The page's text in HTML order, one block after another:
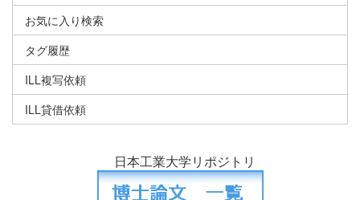
お気に入り検索
タグ履歴
ILL複写依頼
ILL貸借依頼
日本工業大学リポジトリ